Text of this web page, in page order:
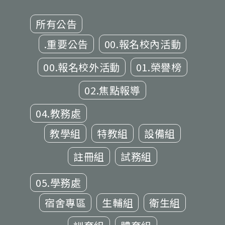
所有公告
.重要公告
00.報名校內活動
00.報名校外活動
01.榮譽榜
02.焦點報導
04.教務處
教學組
特教組
設備組
註冊組
試務組
05.學務處
宿舍專區
生輔組
衛生組